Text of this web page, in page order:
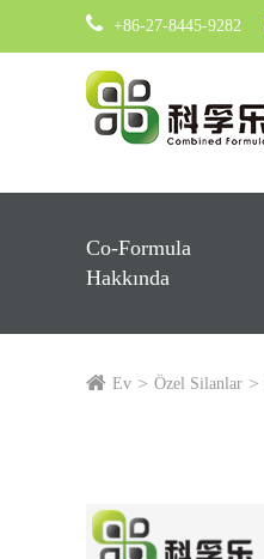
+86-27-8445-9282
Co-Formula
Hakkında
Ev Özel Silanlar